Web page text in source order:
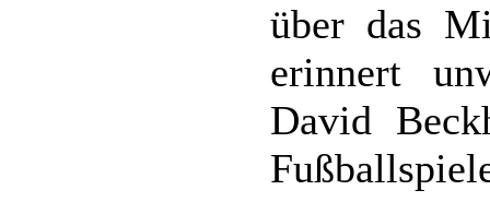
über das
erinnert
David